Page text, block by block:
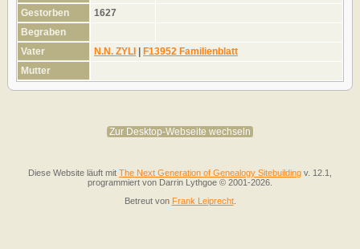
Gestorben
1627
Begraben
Vater
N.N. ZYLI | F13952 Familienblatt
Mutter
Zur Desktop-Webseite wechseln
Diese Website läuft mit The Next Generation of Genealogy Sitebuilding v. 12.1,
programmiert von Darrin Lythgoe © 2001-2026.
Betreut von Frank Leiprecht.